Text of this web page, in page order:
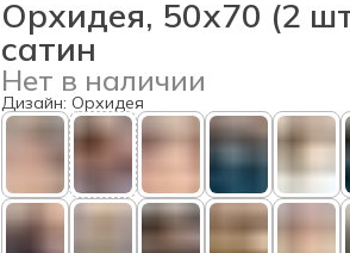
Орхидея, 50х70 (2
сатин
Нет в наличии
Дизайн: Орхидея